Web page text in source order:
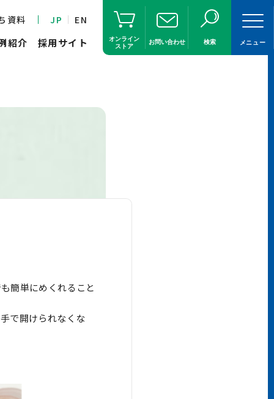
資料 JP EN
紹介 採用サイト
オンライン
ストア
お問い合わせ 検索 メニュー
簡単にめくれること
で開けられなくな